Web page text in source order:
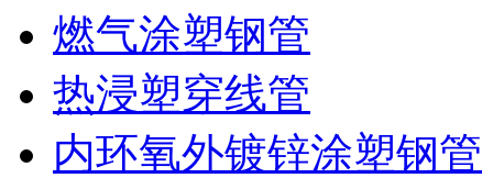
燃气涂塑钢管
热浸塑穿线管
内环氧外镀锌涂塑钢管